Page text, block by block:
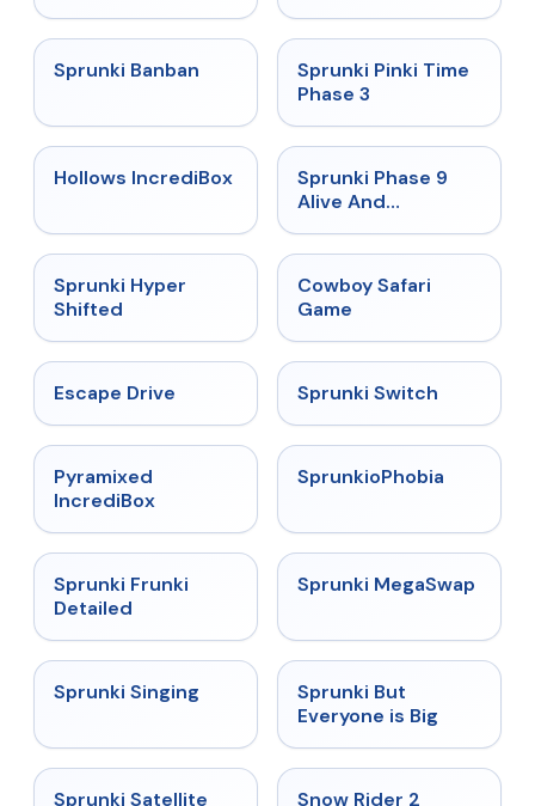
★
Sprunki Banban ★ 4.9
Sprunki Pinki Time
Phase 3
★ 4.3
Hollows IncrediBox ★
Sprunki Phase 9
Alive And
★
Sprunki Hyper
Shifted
Cowboy Safari
Game
Escape Drive ★
Sprunki Switch
Pyramixed
IncrediBox
★
SprunkioPhobia
★
Sprunki Frunki
Detailed
★ 4.5
Sprunki MegaSwap
★
Sprunki Singing
Sprunki But
Everyone is Big
★ 4.4
Sprunki Satellite Snow Rider 2